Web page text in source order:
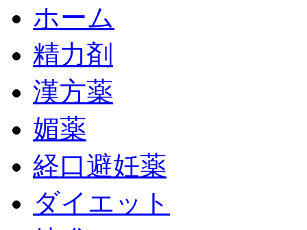
ホーム
精力剤
漢方薬
媚薬
経口避妊薬
ダイエット